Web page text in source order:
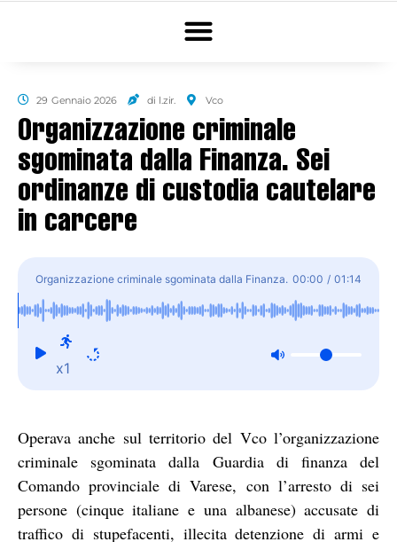
29 Gennaio 2026 di l.zir. Vco
Organizzazione criminale
sgominata dalla Finanza. Sei
ordinanze di custodia cautelare
in carcere
Organizzazione criminale sgominata dalla Finanza.
Sei ordinanze di custodia cautelare in carcere
00:00 / 01:14
x1
Operava anche sul territorio del Vco l’organizzazione
criminale sgominata dalla Guardia di finanza del
Comando provinciale di Varese, con l’arresto di sei
persone (cinque italiane e una albanese) accusate di
traffico di stupefacenti, illecita detenzione di armi e